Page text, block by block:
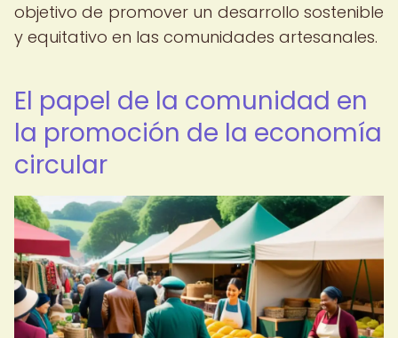
objetivo de promover un desarrollo sostenible
y equitativo en las comunidades artesanales.
El papel de la comunidad en
la promoción de la economía
circular